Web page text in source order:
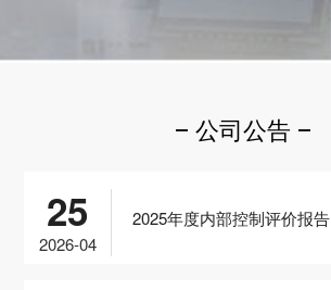
公司公告
25
2026-04
2025年度内部控制评价报告